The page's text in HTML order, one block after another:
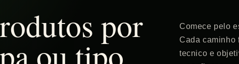
por
ou tipo
Comece pelo
Cada caminho
tecnico e